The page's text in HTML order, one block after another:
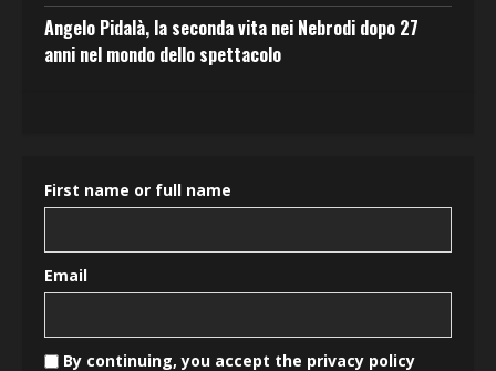
Angelo Pidalà, la seconda vita nei Nebrodi dopo 27
anni nel mondo dello spettacolo
First name or full name
Email
By continuing, you accept the privacy policy